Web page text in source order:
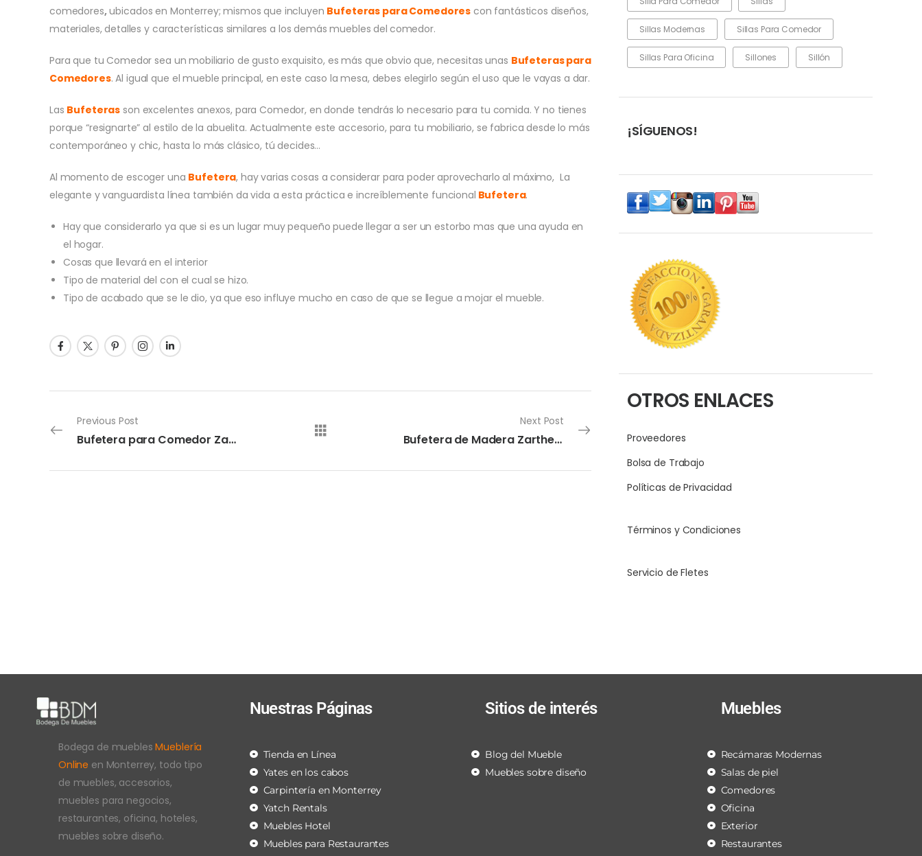
Sillas Modernas Sillas Para Comedor
Sillas Para Oficina Sillones Sillón
¡SÍGUENOS!
OTROS ENLACES
Proveedores
Bolsa de Trabajo
Políticas de Privacidad
Términos y Condiciones
Servicio de Fletes
comedores,ubicados en Monterrey; mismos que incluyen Bufeteras para Comedores con fantásticos diseños,
materiales, detalles y características similares a los demás muebles del comedor.
Para que tu Comedor sea un mobiliario de gusto exquisito, es más que obvio que, necesitas unas Bufeteras para
Comedores. Al igual que el mueble principal, en este caso la mesa, debes elegirlo según el uso que le vayas a dar.
Las Bufeteras son excelentes anexos, para Comedor, en donde tendrás lo necesario para tu comida. Y no tienes
porque “resignarte” al estilo de la abuelita. Actualmente este accesorio, para tu mobiliario, se fabrica desde lo más
contemporáneo y chic, hasta lo más clásico, tú decides…
Al momento de escoger una Bufetera, hay varias cosas a considerar para poder aprovecharlo al máximo, La
elegante y vanguardista línea también da vida a esta práctica e increíblemente funcional Bufetera.
Hay que considerarlo ya que si es un lugar muy pequeño puede llegar a ser un estorbo mas que una ayuda en
el hogar.
Cosas que llevará en el interior
Tipo de material del con el cual se hizo.
Tipo de acabado que se le dio, ya que eso influye mucho en caso de que se llegue a mojar el mueble.
Previous Post
Bufetera para Comedor Zarthe “Agata”
Next Post
Bufetera de Madera Zarthe “Opalo”
Bodega de mueblesMueblería
Online en Monterrey, todo tipo
de muebles, accesorios,
muebles para negocios,
restaurantes, oficina, hoteles,
muebles sobre diseño.
Nuestras Páginas
Tienda en Línea
Yates en los cabos
Carpintería en Monterrey
Yatch Rentals
Muebles Hotel
Muebles para Restaurantes
Sitios de interés
Blog del Mueble
Muebles sobre diseño
Muebles
Recámaras Modernas
Salas de piel
Comedores
Oficina
Exterior
Restaurantes